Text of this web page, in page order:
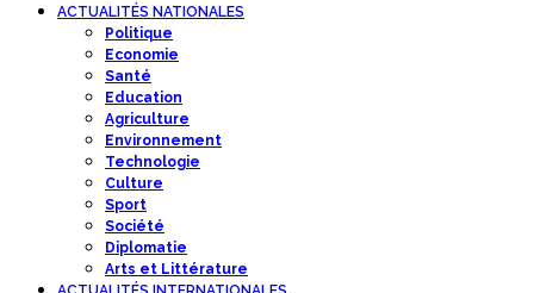
ACTUALITÉS NATIONALES
Politique
Economie
Santé
Education
Agriculture
Environnement
Technologie
Culture
Sport
Société
Diplomatie
Arts et Littérature